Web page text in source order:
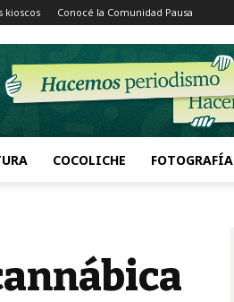
kioscos Conocé la Comunidad Pausa
COCOLICHE FOTOGRAFÍA